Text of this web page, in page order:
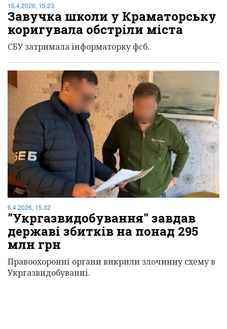
15.4.2026, 15:23
Завучка школи у Краматорську
коригувала обстріли міста
СБУ затримала інформаторку фсб.
6.4.2026, 15:32
"Укргазвидобування" завдав
державі збитків на понад 295
млн грн
Правоохоронні органи викрили злочинну схему в
Укргазвидобуванні.